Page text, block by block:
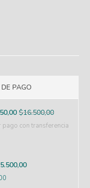
PAGO
$16.500,00
pago con transferencia
5.500,00